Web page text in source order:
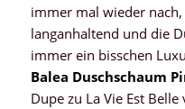
immer mal wieder
langanhaltend und die
immer ein bisschen
Balea Duschschaum
Dupe zu La Vie Est